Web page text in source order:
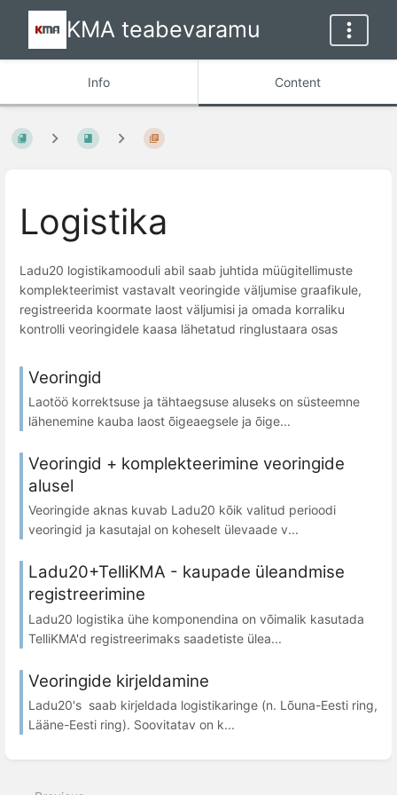
KMA teabevaramu
Info Content
Logistika
Ladu20 logistikamooduli abil saab juhtida müügitellimuste
komplekteerimist vastavalt veoringide väljumise graafikule,
registreerida koormate laost väljumisi ja omada korraliku
kontrolli veoringidele kaasa lähetatud ringlustaara osas
Veoringid
Laotöö korrektsuse ja tähtaegsuse aluseks on süsteemne
lähenemine kauba laost õigeaegsele ja õige...
Veoringid + komplekteerimine veoringide
alusel
Veoringide aknas kuvab Ladu20 kõik valitud perioodi
veoringid ja kasutajal on koheselt ülevaade v...
Ladu20+TelliKMA - kaupade üleandmise
registreerimine
Ladu20 logistika ühe komponendina on võimalik kasutada
TelliKMA'd registreerimaks saadetiste ülea...
Veoringide kirjeldamine
Ladu20's saab kirjeldada logistikaringe (n. Lõuna-Eesti ring,
Lääne-Eesti ring). Soovitatav on k...